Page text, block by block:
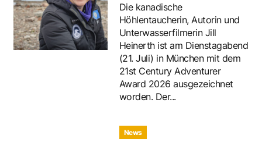
Die kanadische
Höhlentaucherin, Autorin und
Unterwasserfilmerin Jill
Heinerth ist am Dienstagabend
(21. Juli) in München mit dem
21st Century Adventurer
Award 2026 ausgezeichnet
worden. Der...
News